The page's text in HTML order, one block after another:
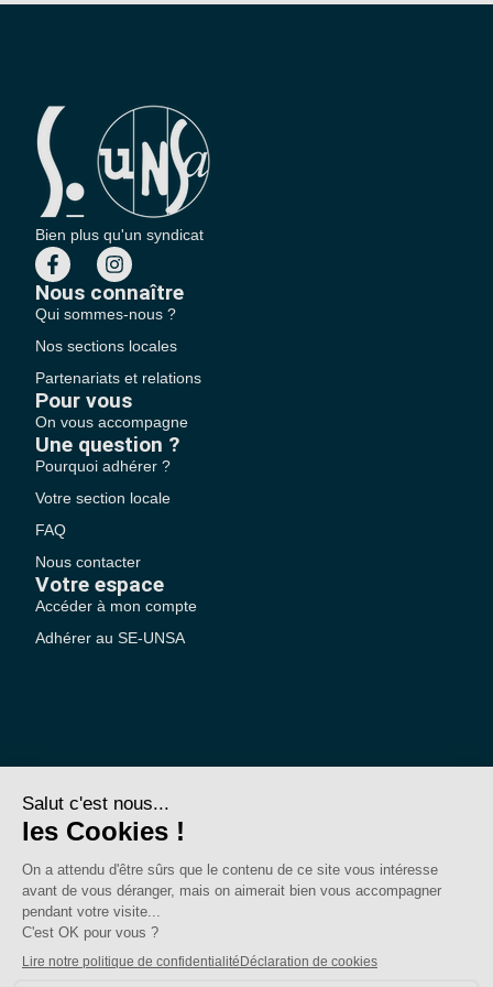
Bien plus qu'un syndicat
Nous connaître
Qui sommes-nous ?
Nos sections locales
Partenariats et relations
Pour vous
On vous accompagne
Une question ?
Pourquoi adhérer ?
Votre section locale
FAQ
Nous contacter
Votre espace
Accéder à mon compte
Adhérer au SE-UNSA
SE-Unsa est un syndicat de l’UNSA